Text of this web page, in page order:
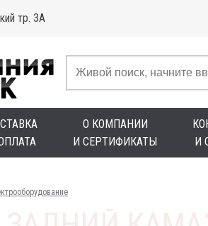
тр. 3А
О КОМПАНИИ
И СЕРТИФИКАТЫ
И